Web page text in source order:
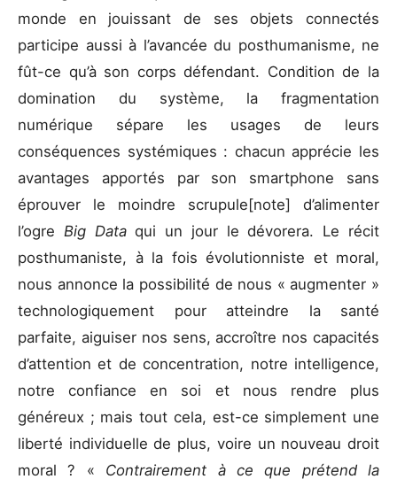
monde en jouissant de ses objets connectés
participe aussi à l’avancée du posthumanisme, ne
fût-ce qu’à son corps défendant. Condition de la
domination du système, la fragmentation
numérique sépare les usages de leurs
conséquences systémiques : chacun apprécie les
avantages apportés par son smartphone sans
éprouver le moindre scrupule[note] d’alimenter
l’ogre Big Dataqui un jour le dévorera. Le récit
posthumaniste, à la fois évolutionniste et moral,
nous annonce la possibilité de nous « augmenter »
technologiquement pour atteindre la santé
parfaite, aiguiser nos sens, accroître nos capacités
d’attention et de concentration, notre intelligence,
notre confiance en soi et nous rendre plus
généreux ; mais tout cela, est-ce simplement une
liberté individuelle de plus, voire un nouveau droit
moral ? « Contrairement à ce que prétend la